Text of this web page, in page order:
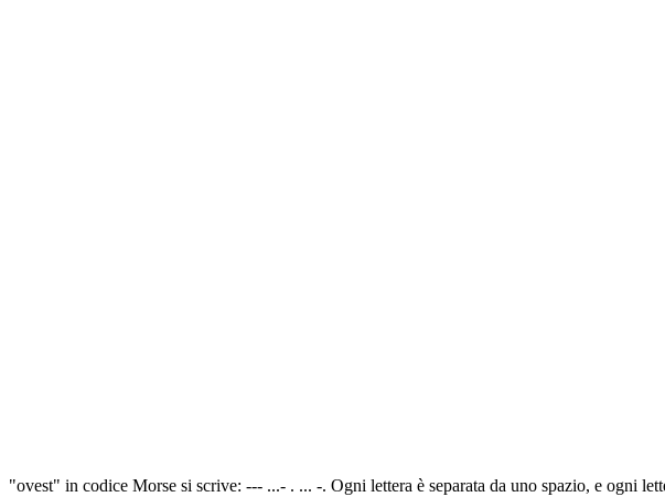
"ovest" in codice Morse si scrive: --- ...- . ... -. Ogni lettera è separata da uno spazio, e ogni